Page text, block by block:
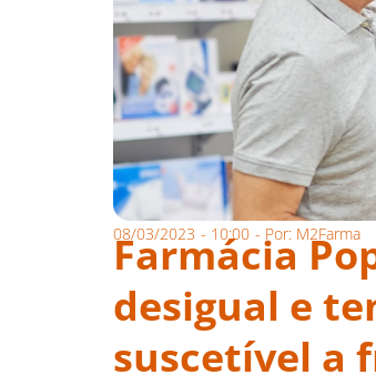
08/03/2023 - 10:00 - Por: M2Farma
Farmácia
desigual e
suscetível a